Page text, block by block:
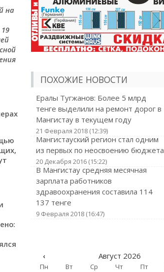
на
ПОХОЖИЕ НОВОСТИ
Ералы Тугжанов: Более 5 млрд
тенге выделили на ремонт дорог в
Мангистау в текущем году
21 Февраля 2018 (12:39)
Мангистауский регион стал одним
из первых по неосвоению бюджета
20 Декабря 2016 (15:22)
В Мангистау средняя месячная
зарплата работников
здравоохранения составила 114
137 тенге
9 Февраля 2018 (16:47)
‹ Август 2026
Пн Вт Ср Чт Пт